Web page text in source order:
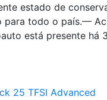
estado de
para todo o país.—
está presente há
25 TFSI Advanced